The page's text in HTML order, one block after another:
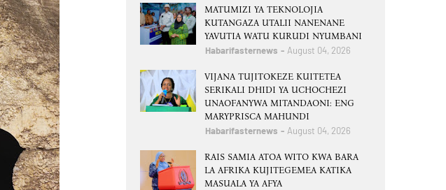
MATUMIZI YA TEKNOLOJIA
KUTANGAZA UTALII NANENANE
YAVUTIA WATU KURUDI NYUMBANI
Habarifasternews August 04, 2026
VIJANA TUJITOKEZE KUITETEA
SERIKALI DHIDI YA UCHOCHEZI
UNAOFANYWA MITANDAONI: ENG
MARYPRISCA MAHUNDI
Habarifasternews August 04, 2026
RAIS SAMIA ATOA WITO KWA BARA
LA AFRIKA KUJITEGEMEA KATIKA
MASUALA YA AFYA